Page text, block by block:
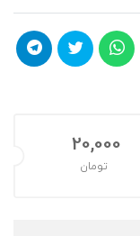
20,000
تومان